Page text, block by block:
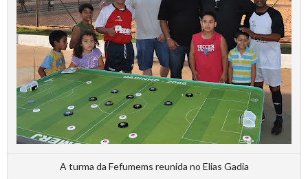
A turma da Fefumems reunida no Elias Gadia